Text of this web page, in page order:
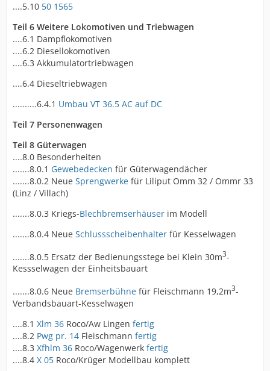
....5.10 50 1565
Teil 6 Weitere Lokomotiven und Triebwagen
....6.1 Dampflokomotiven
....6.2 Diesellokomotiven
....6.3 Akkumulatortriebwagen
....6.4 Dieseltriebwagen
..........6.4.1 Umbau VT 36.5 AC auf DC
Teil 7 Personenwagen
Teil 8 Güterwagen
....8.0 Besonderheiten
.......8.0.1 Gewebedecken für Güterwagendächer
.......8.0.2 Neue Sprengwerke für Liliput Omm 32 / Ommr 33
(Linz / Villach)
.......8.0.3 Kriegs-Blechbremserhäuser im Modell
.......8.0.4 Neue Schlussscheibenhalter für Kesselwagen
.......8.0.5 Ersatz der Bedienungsstege bei Klein 30m3-
Kessselwagen der Einheitsbauart
.......8.0.6 Neue Bremserbühne für Fleischmann 19,2m3-
Verbandsbauart-Kesselwagen
....8.1 Xlm 36 Roco/Aw Lingen fertig
....8.2 Pwg pr. 14 Fleischmann fertig
....8.3 Xfhlm 36 Roco/Wagenwerk fertig
....8.4 X 05 Roco/Krüger Modellbau komplett